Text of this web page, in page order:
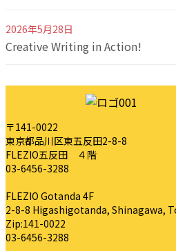
2026年5月28日
Creative Writing in Action!
〒141-0022
東京都品川区東五反田2-8-8
FLEZIO五反田 ４階
03-6456-3288
FLEZIO Gotanda 4F
2-8-8 Higashigotanda, Shinagawa,
Zip:141-0022
03-6456-3288